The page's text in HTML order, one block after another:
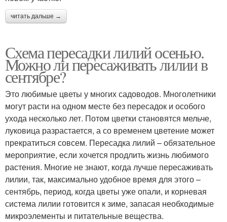
читать дальше →
Схема пересадки лилий осенью.
Можно ли пересаживать лилии в
сентябре?
Это любимые цветы у многих садоводов. Многолетники
могут расти на одном месте без пересадок и особого
ухода несколько лет. Потом цветки становятся мельче,
луковица разрастается, а со временем цветение может
прекратиться совсем. Пересадка лилий – обязательное
мероприятие, если хочется продлить жизнь любимого
растения. Многие не знают, когда лучше пересаживать
лилии, так, максимально удобное время для этого –
сентябрь, период, когда цветы уже опали, и корневая
система лилии готовится к зиме, запасая необходимые
микроэлементы и питательные вещества.